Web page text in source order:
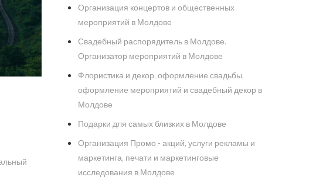
Организация концертов и общественных
мероприятий в Молдове
Свадебный распорядитель в Молдове.
Организатор мероприятий в Молдове
Флористика и декор, оформление свадьбы,
оформление мероприятий и свадебный декор в
Молдове
Подарки для самых близких в Молдове
Организация Промо - акций, услуги рекламы и
маркетинга, печати и маркетинговые
исследования в Молдове